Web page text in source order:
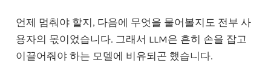
언제 멈춰야 할지, 다음에 무엇을 물어볼지도 전부 사
용자의 몫이었습니다. 그래서 LLM은 흔히 손을 잡고
이끌어줘야 하는 모델에 비유되곤 했습니다.